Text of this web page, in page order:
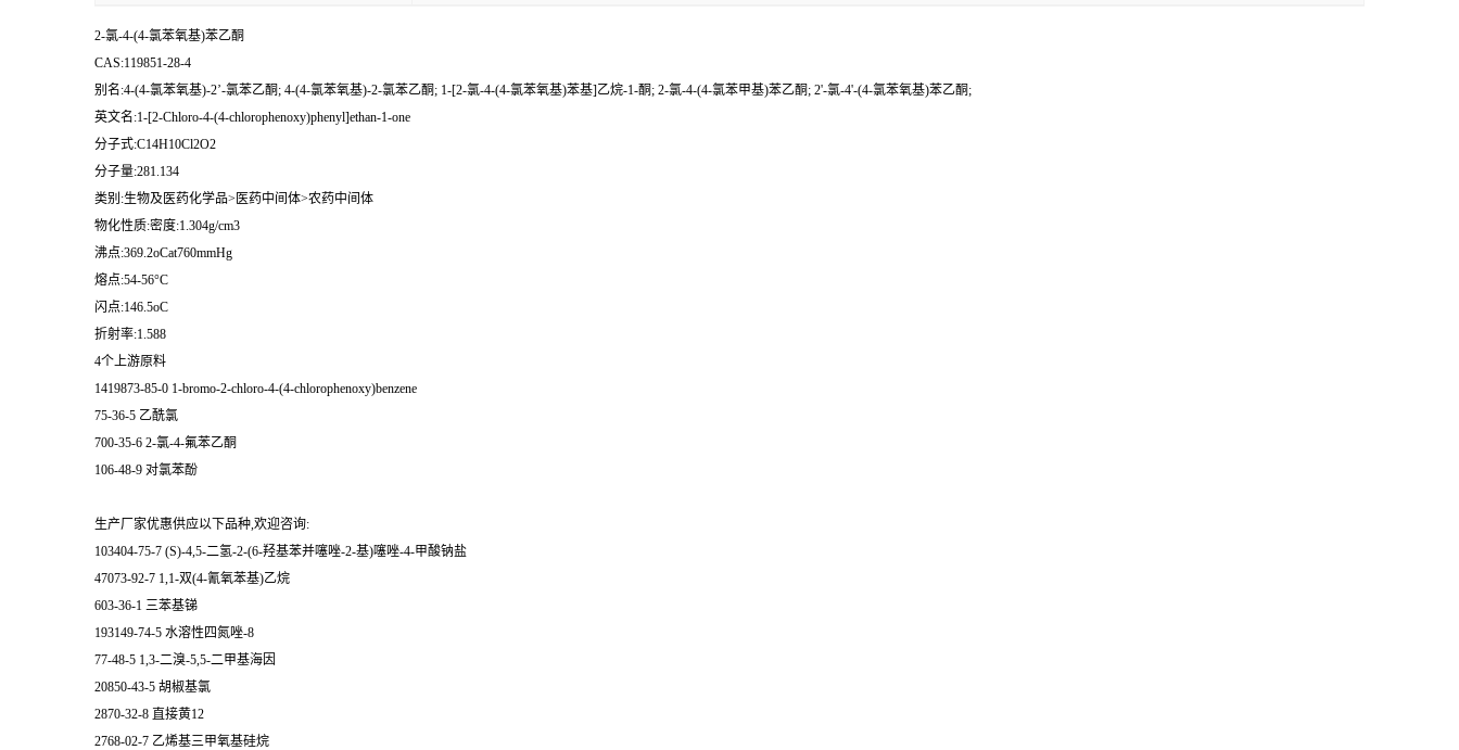
2-氯-4-(4-氯苯氧基)苯乙酮
CAS:119851-28-4
别名:4-(4-氯苯氧基)-2’-氯苯乙酮; 4-(4-氯苯氧基)-2-氯苯乙酮; 1-[2-氯-4-(4-氯苯氧基)苯基]乙烷-1-酮; 2-氯-4-(4-氯苯甲基)苯乙酮; 2'-氯-4'-(4-氯苯氧基)苯乙酮;
英文名:1-[2-Chloro-4-(4-chlorophenoxy)phenyl]ethan-1-one
分子式:C14H10Cl2O2
分子量:281.134
类别:生物及医药化学品>医药中间体>农药中间体
物化性质:密度:1.304g/cm3
沸点:369.2oCat760mmHg
熔点:54-56°C
闪点:146.5oC
折射率:1.588
4个上游原料
1419873-85-0 1-bromo-2-chloro-4-(4-chlorophenoxy)benzene
75-36-5 乙酰氯
700-35-6 2-氯-4-氟苯乙酮
106-48-9 对氯苯酚
生产厂家优惠供应以下品种,欢迎咨询:
103404-75-7 (S)-4,5-二氢-2-(6-羟基苯并噻唑-2-基)噻唑-4-甲酸钠盐
47073-92-7 1,1-双(4-氰氧苯基)乙烷
603-36-1 三苯基锑
193149-74-5 水溶性四氮唑-8
77-48-5 1,3-二溴-5,5-二甲基海因
20850-43-5 胡椒基氯
2870-32-8 直接黄12
2768-02-7 乙烯基三甲氧基硅烷